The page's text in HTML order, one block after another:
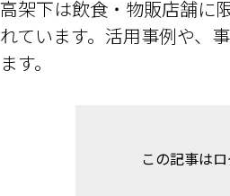
高架下は飲食・物販店舗に
れています。活用事例や、
ます。
この記事は